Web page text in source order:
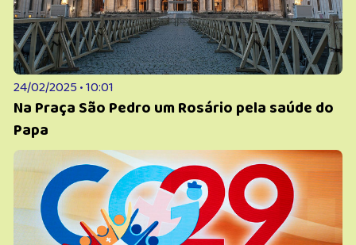
24/02/2025 • 10:01
Na Praça São Pedro um Rosário pela saúde do
Papa